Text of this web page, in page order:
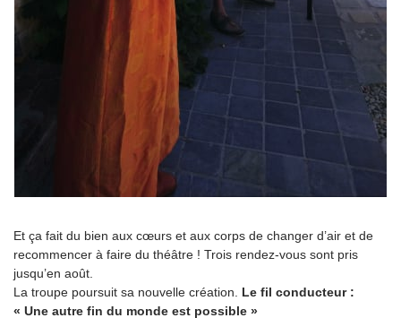
Et ça fait du bien aux cœurs et aux corps de changer d’air et de
recommencer à faire du théâtre ! Trois rendez-vous sont pris
jusqu’en août.
La troupe poursuit sa nouvelle création. Le fil conducteur :
« Une autre fin du monde est possible »